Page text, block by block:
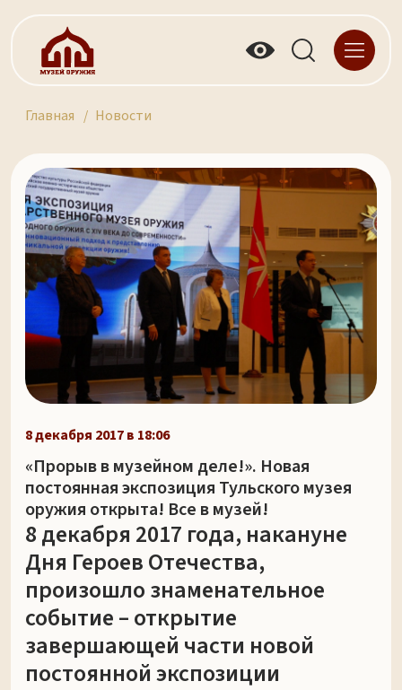
Главная Новости
8 декабря 2017 в 18:06
«Прорыв в музейном деле!». Новая
постоянная экспозиция Тульского музея
оружия открыта! Все в музей!
8 декабря 2017 года, накануне
Дня Героев Отечества,
произошло знаменательное
событие – открытие
завершающей части новой
постоянной экспозиции